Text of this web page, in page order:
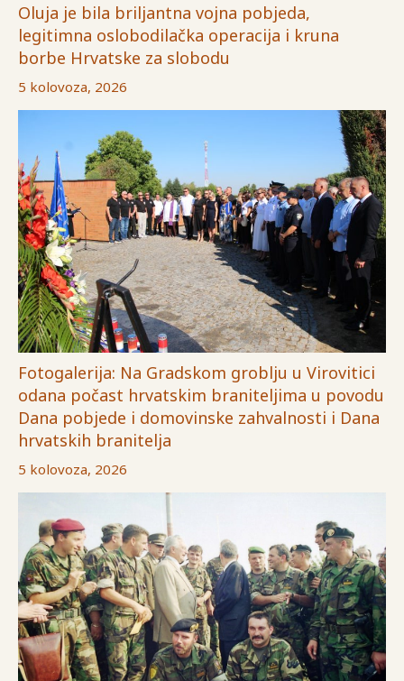
Oluja je bila briljantna vojna pobjeda,
legitimna oslobodilačka operacija i kruna
borbe Hrvatske za slobodu
5 kolovoza, 2026
Fotogalerija: Na Gradskom groblju u Virovitici
odana počast hrvatskim braniteljima u povodu
Dana pobjede i domovinske zahvalnosti i Dana
hrvatskih branitelja
5 kolovoza, 2026